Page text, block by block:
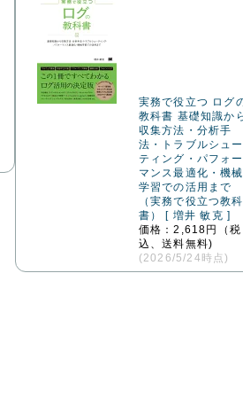
実務で役立つ ログ
教科書 基礎知識か
収集方法・分析手
法・トラブルシュー
ティング・パフォー
マンス最適化・機械
学習での活用まで
（実務で役立つ教科
書） [ 増井 敏克 ]
価格：2,618円（税
込、送料無料)
(2026/5/24時点)